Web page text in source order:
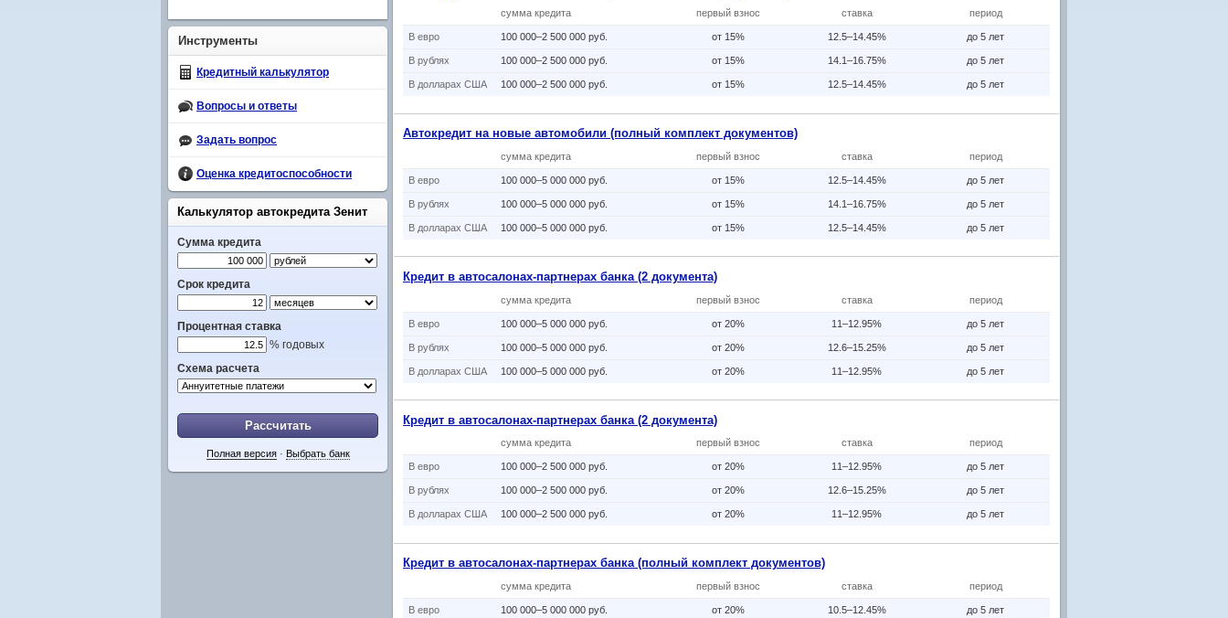
сумма кредита первый взнос ставка период
В eвро 100 000–2 500 000 руб. от 15% 12.5–14.45% до 5 лет
В рублях 100 000–2 500 000 руб. от 15% 14.1–16.75% до 5 лет
В долларах США 100 000–2 500 000 руб. от 15% 12.5–14.45% до 5 лет
Автокредит на новые автомобили (полный комплект документов)
сумма кредита первый взнос ставка период
В eвро 100 000–5 000 000 руб. от 15% 12.5–14.45% до 5 лет
В рублях 100 000–5 000 000 руб. от 15% 14.1–16.75% до 5 лет
В долларах США 100 000–5 000 000 руб. от 15% 12.5–14.45% до 5 лет
Кредит в автосалонах-партнерах банка (2 документа)
сумма кредита первый взнос ставка период
В eвро 100 000–5 000 000 руб. от 20% 11–12.95% до 5 лет
В рублях 100 000–5 000 000 руб. от 20% 12.6–15.25% до 5 лет
В долларах США 100 000–5 000 000 руб. от 20% 11–12.95% до 5 лет
Кредит в автосалонах-партнерах банка (2 документа)
сумма кредита первый взнос ставка период
В eвро 100 000–2 500 000 руб. от 20% 11–12.95% до 5 лет
В рублях 100 000–2 500 000 руб. от 20% 12.6–15.25% до 5 лет
В долларах США 100 000–2 500 000 руб. от 20% 11–12.95% до 5 лет
Кредит в автосалонах-партнерах банка (полный комплект документов)
сумма кредита первый взнос ставка период
В eвро 100 000–5 000 000 руб. от 20% 10.5–12.45% до 5 лет
Инструменты
Кредитный калькулятор
Вопросы и ответы
Задать вопрос
Оценка кредитоспособности
Калькулятор автокредита Зенит
Сумма кредита
Срок кредита
Процентная ставка
% годовых
Схема расчета
Рассчитать
Полная версия· Выбрать банк